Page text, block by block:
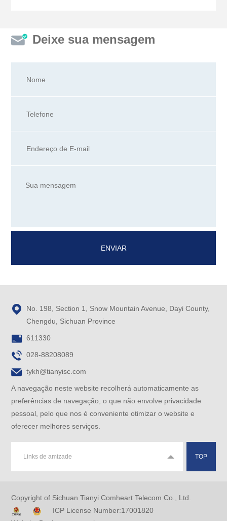
Deixe sua mensagem
ENVIAR

No. 198, Section 1, Snow Mountain Avenue, Dayi County,
Chengdu, Sichuan Province
 611330
 028-88208089
 tykh@tianyisc.com
A navegação neste website recolherá automaticamente as
preferências de navegação, o que não envolve privacidade
pessoal, pelo que nos é conveniente otimizar o website e
oferecer melhores serviços.
Links de amizade TOP
Copyright of Sichuan Tianyi Comheart Telecom Co., Ltd.
ICP License Number:17001820